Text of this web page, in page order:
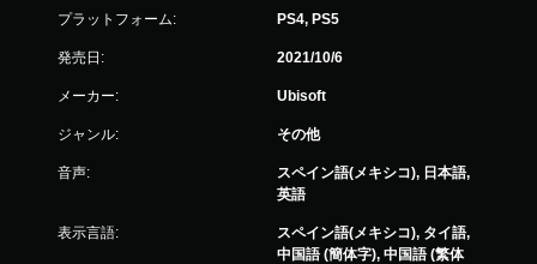
能
プラットフォーム: PS4, PS5
発売日: 2021/10/6
メーカー: Ubisoft
ジャンル: その他
音声:
スペイン語(メキシコ), 日本語,
英語
表示言語:
スペイン語(メキシコ), タイ語,
中国語 (簡体字), 中国語 (繁体